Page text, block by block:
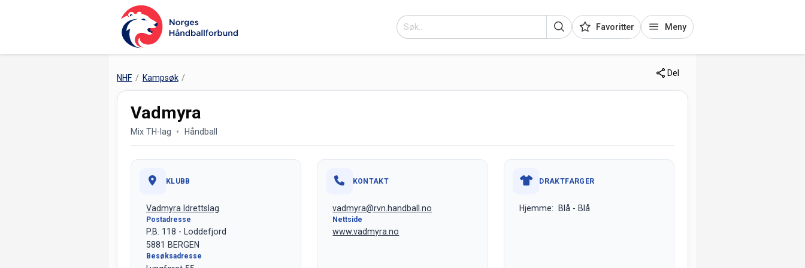
Favoritter Meny
NHF Kampsøk Del
Vadmyra
Mix TH-lag Håndball
KLUBB
Vadmyra Idrettslag
Postadresse
P.B. 118 - Loddefjord
5881 BERGEN
Besøksadresse
KONTAKT
vadmyra@rvn.handball.no
Nettside
www.vadmyra.no
DRAKTFARGER
Hjemme: Blå - Blå